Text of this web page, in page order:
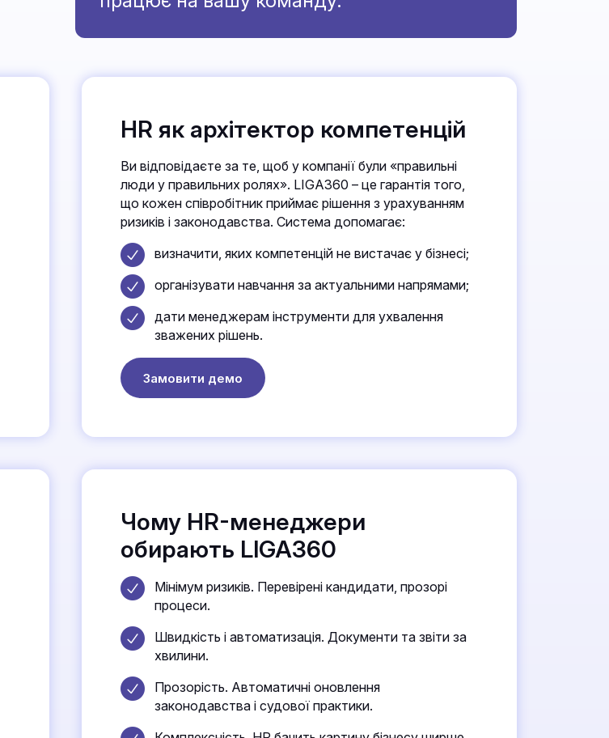
HR як архітектор компетенцій
Ви відповідаєте за те, щоб у компанії були «правильні
люди у правильних ролях». LIGA360 – це гарантія того,
що кожен співробітник приймає рішення з урахуванням
ризиків і законодавства. Система допомагає:
визначити, яких компетенцій не вистачає у бізнесі;
організувати навчання за актуальними напрямами;
дати менеджерам інструменти для ухвалення
зважених рішень.
Замовити демо
Чому HR-менеджери
обирають LIGA360
Мінімум ризиків. Перевірені кандидати, прозорі
процеси.
Швидкість і автоматизація. Документи та звіти за
хвилини.
Прозорість. Автоматичні оновлення
законодавства і судової практики.